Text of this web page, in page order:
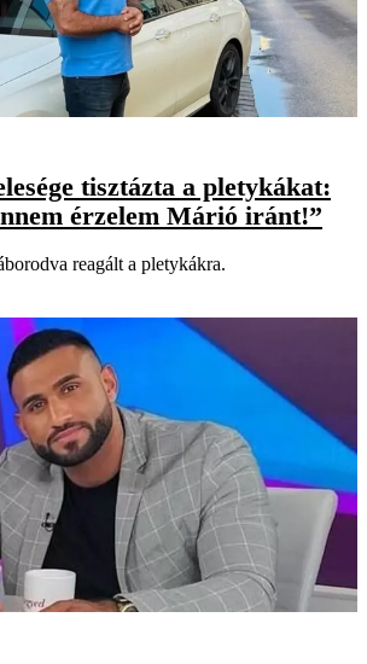
tisztázta a pletykákat:
érzelem Márió iránt!”
reagált a pletykákra.